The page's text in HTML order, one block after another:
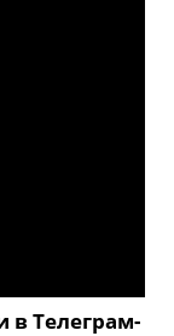
в Телеграм-